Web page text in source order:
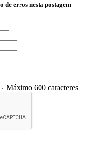
de erros nesta postagem
Máximo 600 caracteres.